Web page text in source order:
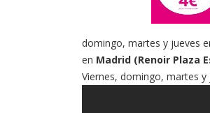
domingo, martes y jueves
en Madrid (Renoir Plaza
Viernes, domingo, martes y